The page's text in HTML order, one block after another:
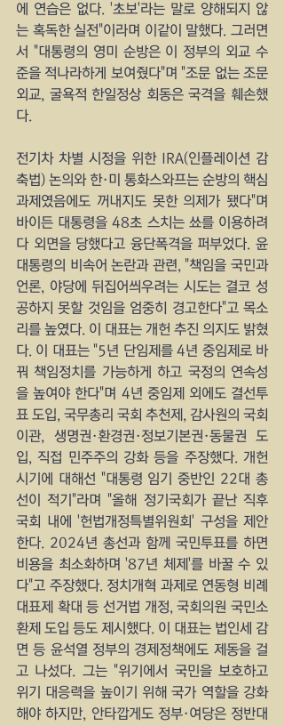
에 연습은 없다. '초보'라는 말로 양해되지 않
는 혹독한 실전"이라며 이같이 말했다. 그러면
서 "대통령의 영미 순방은 이 정부의 외교 수
준을 적나라하게 보여줬다"며 "조문 없는 조문
외교, 굴욕적 한일정상 회동은 국격을 훼손했
다.
전기차 차별 시정을 위한 IRA(인플레이션 감
축법) 논의와 한·미 통화스와프는 순방의 핵심
과제였음에도 꺼내지도 못한 의제가 됐다"며
바이든 대통령을 48초 스치는 쑈를 이용하려
다 외면을 당했다고 융단폭격을 퍼부었다. 윤
대통령의 비속어 논란과 관련, "책임을 국민과
언론, 야당에 뒤집어씌우려는 시도는 결코 성
공하지 못할 것임을 엄중히 경고한다"고 목소
리를 높였다. 이 대표는 개헌 추진 의지도 밝혔
다. 이 대표는 "5년 단임제를 4년 중임제로 바
꿔 책임정치를 가능하게 하고 국정의 연속성
을 높여야 한다"며 4년 중임제 외에도 결선투
표 도입, 국무총리 국회 추천제, 감사원의 국회
이관, 생명권·환경권·정보기본권·동물권 도
입, 직접 민주주의 강화 등을 주장했다. 개헌
시기에 대해선 "대통령 임기 중반인 22대 총
선이 적기"라며 "올해 정기국회가 끝난 직후
국회 내에 '헌법개정특별위원회' 구성을 제안
한다. 2024년 총선과 함께 국민투표를 하면
비용을 최소화하며 '87년 체제'를 바꿀 수 있
다"고 주장했다. 정치개혁 과제로 연동형 비례
대표제 확대 등 선거법 개정, 국회의원 국민소
환제 도입 등도 제시했다. 이 대표는 법인세 감
면 등 윤석열 정부의 경제정책에도 제동을 걸
고 나섰다. 그는 "위기에서 국민을 보호하고
위기 대응력을 높이기 위해 국가 역할을 강화
해야 하지만, 안타깝게도 정부·여당은 정반대